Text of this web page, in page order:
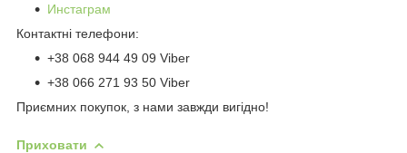
Инстаграм
Контактні телефони:
+38 068 944 49 09 Viber
+38 066 271 93 50 Viber
Приємних покупок, з нами завжди вигідно!
Приховати